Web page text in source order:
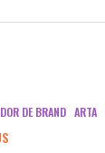
DE BRAND ARTA